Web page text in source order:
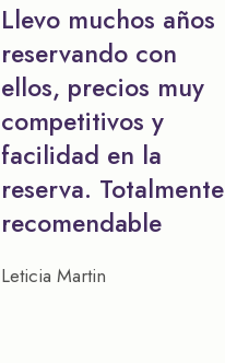
Llevo muchos años
reservando con
ellos, precios muy
competitivos y
facilidad en la
reserva. Totalmente
recomendable
Leticia Martin